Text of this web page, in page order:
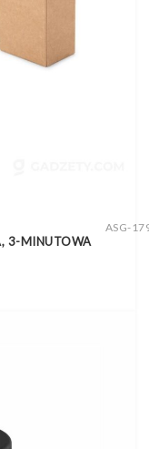
ASG-
3-MINUTOWA